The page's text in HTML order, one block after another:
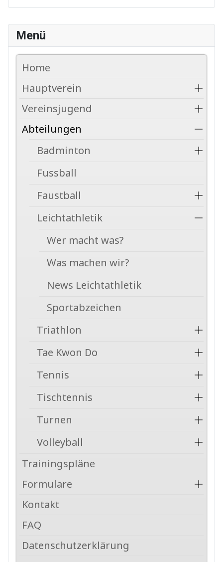
Menü
Home
Hauptverein
Vereinsjugend
Abteilungen
Badminton
Fussball
Faustball
Leichtathletik
Wer macht was?
Was machen wir?
News Leichtathletik
Sportabzeichen
Triathlon
Tae Kwon Do
Tennis
Tischtennis
Turnen
Volleyball
Trainingspläne
Formulare
Kontakt
FAQ
Datenschutzerklärung